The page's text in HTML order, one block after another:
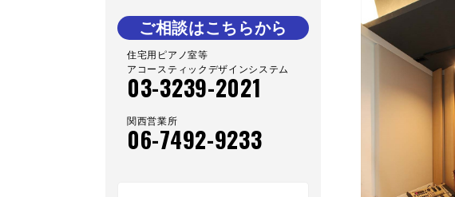
ご相談はこちらから
住宅用ピアノ室等
アコースティックデザインシステム
03-3239-2021
関西営業所
06-7492-9233